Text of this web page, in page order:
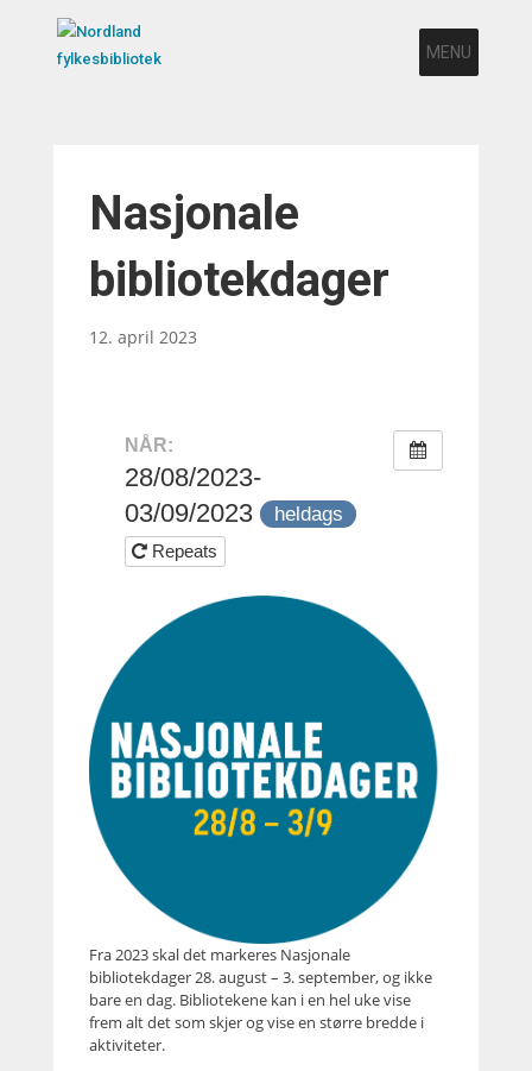
MENU
Nasjonale
bibliotekdager
12. april 2023
NÅR:
28/08/2023-
03/09/2023
heldags
Repeats
Fra 2023 skal det markeres Nasjonale
bibliotekdager 28. august – 3. september, og ikke
bare en dag. Bibliotekene kan i en hel uke vise
frem alt det som skjer og vise en større bredde i
aktiviteter.